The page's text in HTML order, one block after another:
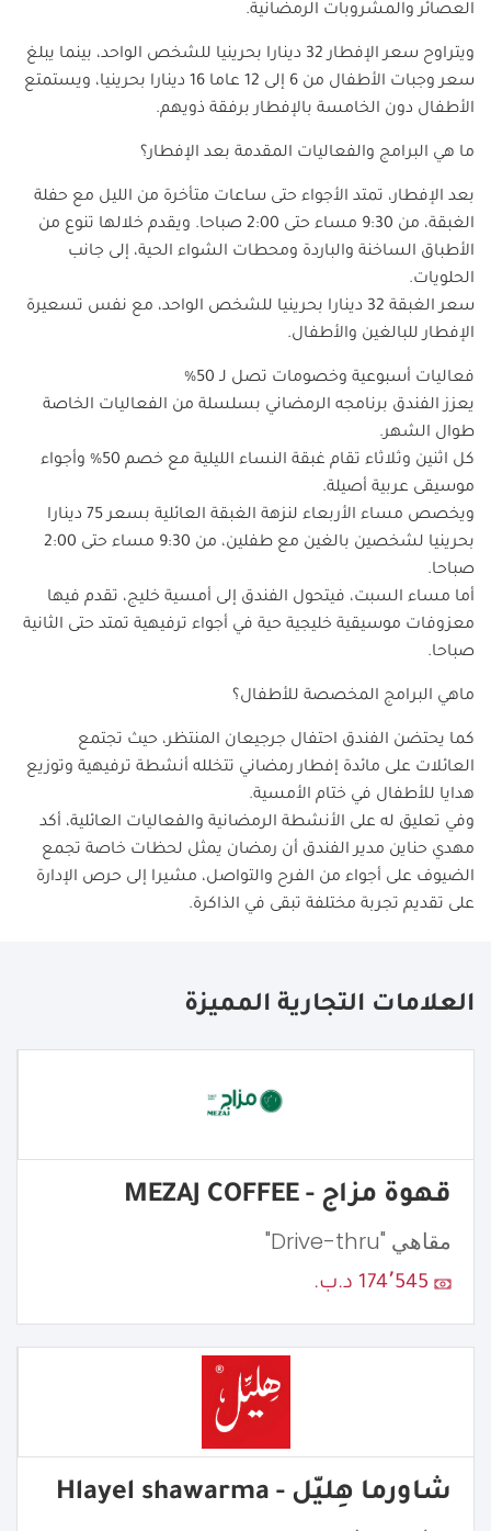
العصائر والمشروبات الرمضانية.
ويتراوح سعر الإفطار 32 دينارا بحرينيا للشخص الواحد، بينما يبلغ
سعر وجبات الأطفال من 6 إلى 12 عاما 16 دينارا بحرينيا، ويستمتع
الأطفال دون الخامسة بالإفطار برفقة ذويهم.
ما هي البرامج والفعاليات المقدمة بعد الإفطار؟
بعد الإفطار، تمتد الأجواء حتى ساعات متأخرة من الليل مع حفلة
الغبقة، من 9:30 مساء حتى 2:00 صباحا. ويقدم خلالها تنوع من
الأطباق الساخنة والباردة ومحطات الشواء الحية، إلى جانب
الحلويات.
سعر الغبقة 32 دينارا بحرينيا للشخص الواحد، مع نفس تسعيرة
الإفطار للبالغين والأطفال.
فعاليات أسبوعية وخصومات تصل لـ 50%
يعزز الفندق برنامجه الرمضاني بسلسلة من الفعاليات الخاصة
طوال الشهر.
كل اثنين وثلاثاء تقام غبقة النساء الليلية مع خصم 50% وأجواء
موسيقى عربية أصيلة.
ويخصص مساء الأربعاء لنزهة الغبقة العائلية بسعر 75 دينارا
بحرينيا لشخصين بالغين مع طفلين، من 9:30 مساء حتى 2:00
صباحا.
أما مساء السبت، فيتحول الفندق إلى أمسية خليج، تقدم فيها
معزوفات موسيقية خليجية حية في أجواء ترفيهية تمتد حتى الثانية
صباحا.
ماهي البرامج المخصصة للأطفال؟
كما يحتضن الفندق احتفال جرجيعان المنتظر، حيث تجتمع
العائلات على مائدة إفطار رمضاني تتخلله أنشطة ترفيهية وتوزيع
هدايا للأطفال في ختام الأمسية.
وفي تعليق له على الأنشطة الرمضانية والفعاليات العائلية، أكد
مهدي حناين مدير الفندق أن رمضان يمثل لحظات خاصة تجمع
الضيوف على أجواء من الفرح والتواصل، مشيرا إلى حرص الإدارة
على تقديم تجربة مختلفة تبقى في الذاكرة.
العلامات التجارية المميزة
قهوة مزاج - MEZAJ COFFEE
مقاهي "Drive-thru"
174٬545 د.ب.
شاورما هِليّل - Hlayel shawarma